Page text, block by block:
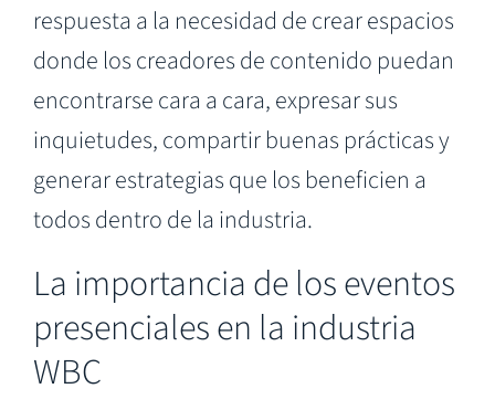
respuesta a la necesidad de crear espacios
donde los creadores de contenido puedan
encontrarse cara a cara, expresar sus
inquietudes, compartir buenas prácticas y
generar estrategias que los beneficien a
todos dentro de la industria.
La importancia de los eventos
presenciales en la industria
WBC